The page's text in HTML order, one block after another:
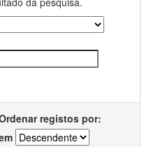
registos por: